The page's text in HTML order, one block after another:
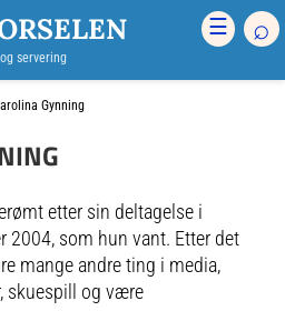
servering
☰ ⌕
Gynning
etter sin deltagelse i
2004, som hun vant. Etter det
mange andre ting i media,
skuespill og være